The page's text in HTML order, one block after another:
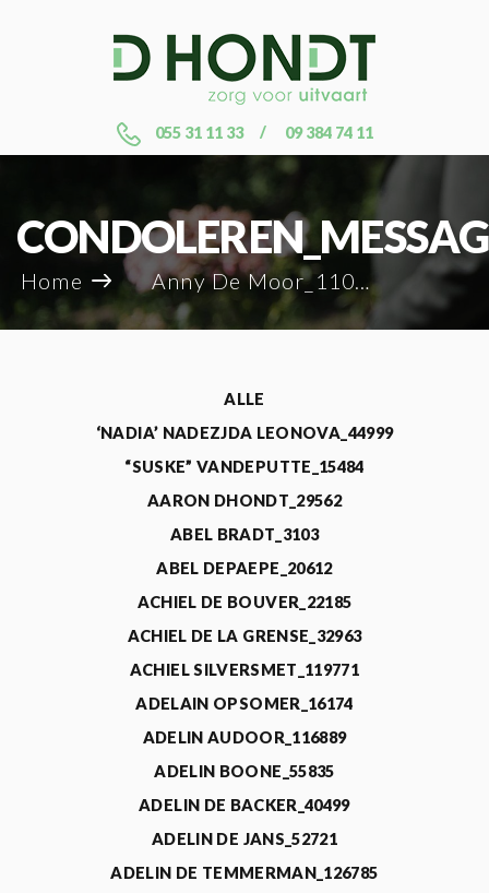
055 31 11 33 09 384 74 11
Home Anny De Moor_110753
ALLE
‘NADIA’ NADEZJDA LEONOVA_44999
“SUSKE” VANDEPUTTE_15484
AARON DHONDT_29562
ABEL BRADT_3103
ABEL DEPAEPE_20612
ACHIEL DE BOUVER_22185
ACHIEL DE LA GRENSE_32963
ACHIEL SILVERSMET_119771
ADELAIN OPSOMER_16174
ADELIN AUDOOR_116889
ADELIN BOONE_55835
ADELIN DE BACKER_40499
ADELIN DE JANS_52721
ADELIN DE TEMMERMAN_126785